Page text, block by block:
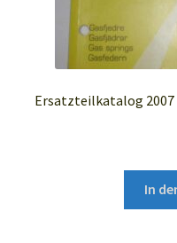
Ersatzteilkatalog 2007
In